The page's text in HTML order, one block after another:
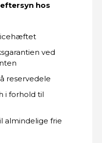
hos
ved
reservedele
i forhold til
almindelige frie